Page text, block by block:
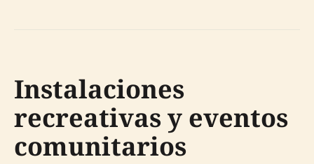
Instalaciones
recreativas y eventos
comunitarios